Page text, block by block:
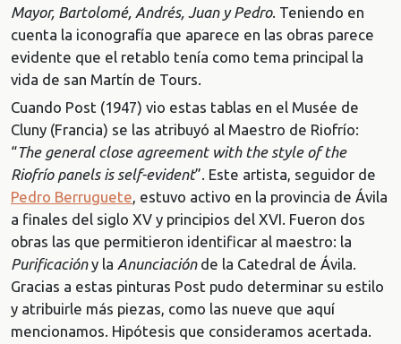
Mayor, Bartolomé, Andrés, Juan y Pedro. Teniendo en
cuenta la iconografía que aparece en las obras parece
evidente que el retablo tenía como tema principal la
vida de san Martín de Tours.
Cuando Post (1947) vio estas tablas en el Musée de
Cluny (Francia) se las atribuyó al Maestro de Riofrío:
“The general close agreement with the style of the
Riofrío panels is self-evident”. Este artista, seguidor de
Pedro Berruguete, estuvo activo en la provincia de Ávila
a finales del siglo XV y principios del XVI. Fueron dos
obras las que permitieron identificar al maestro: la
Purificacióny la Anunciación de la Catedral de Ávila.
Gracias a estas pinturas Post pudo determinar su estilo
y atribuirle más piezas, como las nueve que aquí
mencionamos. Hipótesis que consideramos acertada.